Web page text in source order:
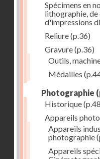
Spécimens en
lithographie,
d'impressions
Reliure(p.36)
Gravure(p.36)
Outils,
Médailles
Photographie
Historique
Appareils
Appareils
photographie
Appareils